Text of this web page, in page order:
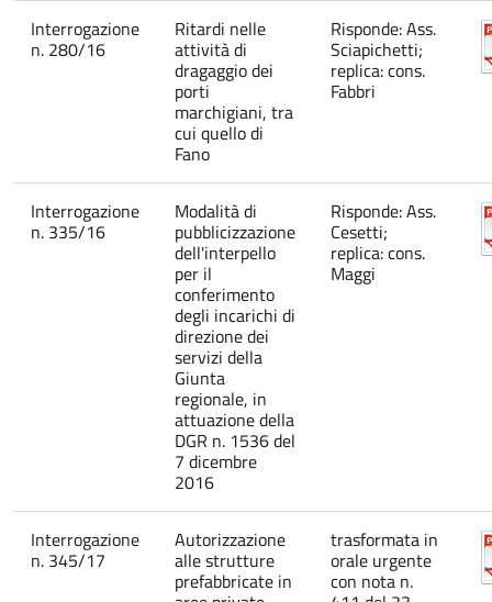
Interrogazione
n. 280/16
Ritardi nelle
attività di
dragaggio dei
porti
marchigiani, tra
cui quello di
Fano
Risponde: Ass.
Sciapichetti;
replica: cons.
Fabbri
Interrogazione
n. 335/16
Modalità di
pubblicizzazione
dell'interpello
per il
conferimento
degli incarichi di
direzione dei
servizi della
Giunta
regionale, in
attuazione della
DGR n. 1536 del
7 dicembre
2016
Risponde: Ass.
Cesetti;
replica: cons.
Maggi
Interrogazione
n. 345/17
Autorizzazione
alle strutture
prefabbricate in
trasformata in
orale urgente
con nota n.